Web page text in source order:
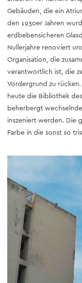
Gebäuden, die ein
den 1930er Jahren
erdbebensicheren
Nullerjahre renoviert
Organisation, die
verantwortlich ist, die
Vordergrund zu
heute die Bibliothek
beherbergt
inszeniert werden. Die
Farbe in die sonst so